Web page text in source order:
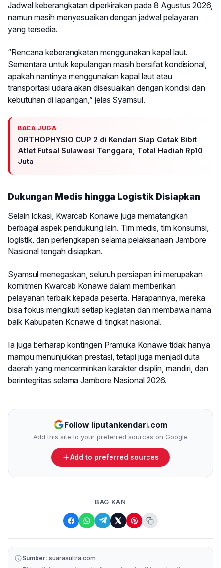
Jadwal keberangkatan diperkirakan pada 8 Agustus 2026,
namun masih menyesuaikan dengan jadwal pelayaran
yang tersedia.
“Rencana keberangkatan menggunakan kapal laut.
Sementara untuk kepulangan masih bersifat kondisional,
apakah nantinya menggunakan kapal laut atau
transportasi udara akan disesuaikan dengan kondisi dan
kebutuhan di lapangan,” jelas Syamsul.
BACA JUGA
ORTHOPHYSIO CUP 2 di Kendari Siap Cetak Bibit
Atlet Futsal Sulawesi Tenggara, Total Hadiah Rp10
Juta
Dukungan Medis hingga Logistik Disiapkan
Selain lokasi, Kwarcab Konawe juga mematangkan
berbagai aspek pendukung lain. Tim medis, tim konsumsi,
logistik, dan perlengkapan selama pelaksanaan Jambore
Nasional tengah disiapkan.
Syamsul menegaskan, seluruh persiapan ini merupakan
komitmen Kwarcab Konawe dalam memberikan
pelayanan terbaik kepada peserta. Harapannya, mereka
bisa fokus mengikuti setiap kegiatan dan membawa nama
baik Kabupaten Konawe di tingkat nasional.
Ia juga berharap kontingen Pramuka Konawe tidak hanya
mampu menunjukkan prestasi, tetapi juga menjadi duta
daerah yang mencerminkan karakter disiplin, mandiri, dan
berintegritas selama Jambore Nasional 2026.
Follow liputankendari.com
Add this site to your preferred sources on Google
Add to preferred sources
BAGIKAN
Sumber: suarasultra.com